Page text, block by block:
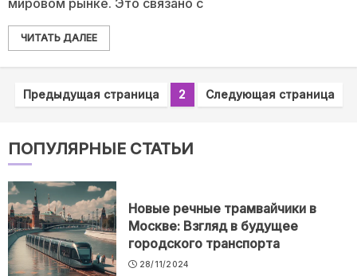
мировом рынке. Это связано с
ЧИТАТЬ ДАЛЕЕ
Предыдущая страница 2 Следующая страница
ПОПУЛЯРНЫЕ СТАТЬИ
Новые речные трамвайчики в
Москве: Взгляд в будущее
городского транспорта
28/11/2024